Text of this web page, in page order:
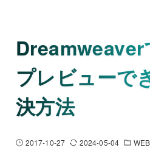
プレビューで
決方法
2017-10-27 2024-05-04